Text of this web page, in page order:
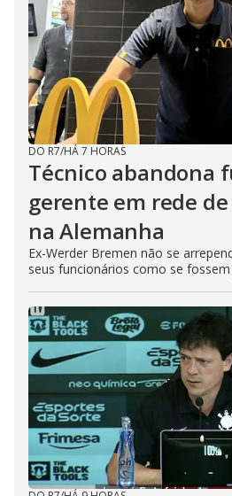
DO R7/HÁ 7 HORAS
Técnico abandona
gerente em rede
na Alemanha
Ex-Werder Bremen não se
seus funcionários como se